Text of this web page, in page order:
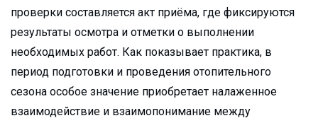
проверки составляется акт приёма, где фиксируются
результаты осмотра и отметки о выполнении
необходимых работ. Как показывает практика, в
период подготовки и проведения отопительного
сезона особое значение приобретает налаженное
взаимодействие и взаимопонимание между